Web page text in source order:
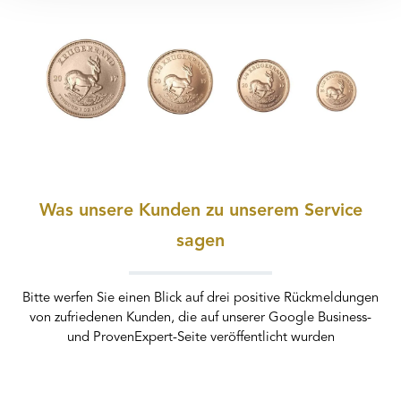
Was unsere Kunden zu unserem Service
sagen
Bitte werfen Sie einen Blick auf drei positive Rückmeldungen
von zufriedenen Kunden, die auf unserer Google Business-
und ProvenExpert-Seite veröffentlicht wurden